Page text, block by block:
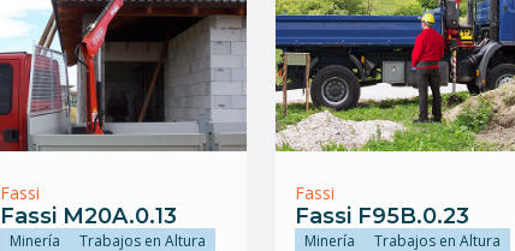
Fassi
Fassi M20A.0.13
Minería
Trabajos en Altura
Fassi
Fassi F95B.0.23
Minería
Trabajos en Altura